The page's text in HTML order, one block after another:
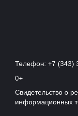
Телефон: +7 (343)
0+
Свидетельство о
информационных